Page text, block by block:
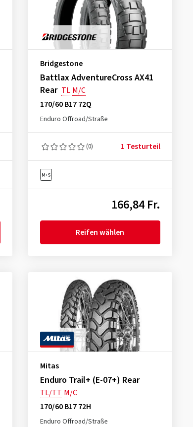
Bridgestone
Battlax AdventureCross AX41
Rear TL M/C
170/60 B17 72Q
Enduro Offroad/Straße
(0) 1 Testurteil
166,84 Fr.
Reifen wählen
Mitas
Enduro Trail+ (E-07+) Rear
TL/TT M/C
170/60 B17 72H
Enduro Offroad/Straße